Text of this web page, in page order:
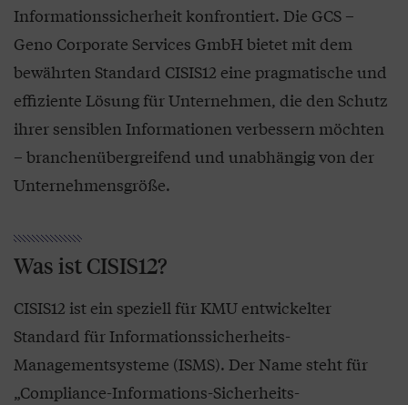
Informationssicherheit konfrontiert. Die GCS –
Geno Corporate Services GmbH bietet mit dem
bewährten Standard CISIS12 eine pragmatische und
effiziente Lösung für Unternehmen, die den Schutz
ihrer sensiblen Informationen verbessern möchten
– branchenübergreifend und unabhängig von der
Unternehmensgröße.
Was ist CISIS12?
CISIS12 ist ein speziell für KMU entwickelter
Standard für Informationssicherheits-
Managementsysteme (ISMS). Der Name steht für
„Compliance-Informations-Sicherheits-